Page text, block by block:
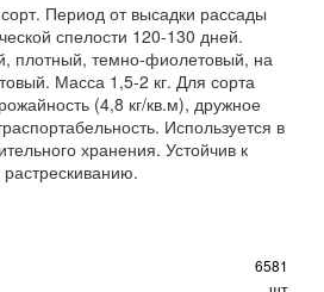
Период от высадки рассады
спелости 120-130 дней.
плотный, темно-фиолетовый, на
Масса 1,5-2 кг. Для сорта
(4,8 кг/кв.м), дружное
Используется в
хранения. Устойчив к
6581